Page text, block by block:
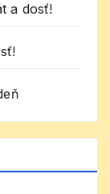
a dosť!